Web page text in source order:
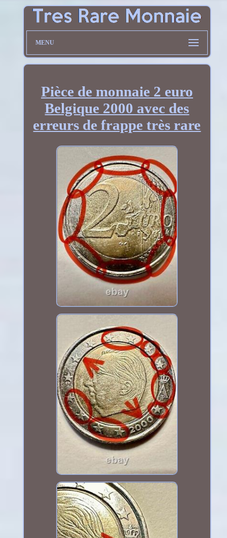
MENU
Pièce de monnaie 2 euro
Belgique 2000 avec des
erreurs de frappe très rare